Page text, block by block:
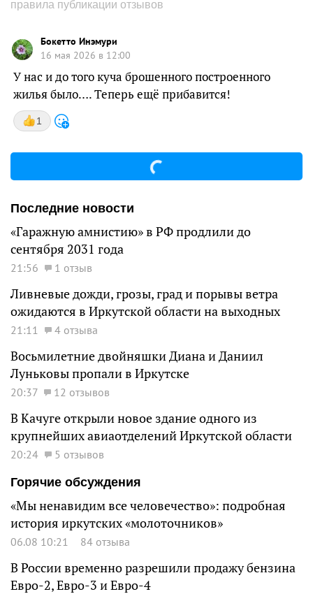
правила публикации отзывов
Бокетто Инэмури
16 мая 2026 в 12:00
У нас и до того куча брошенного построенного
жилья было…. Теперь ещё прибавится!
1
Последние новости
«Гаражную амнистию» в РФ продлили до
сентября 2031 года
21:56 1 отзыв
Ливневые дожди, грозы, град и порывы ветра
ожидаются в Иркутской области на выходных
21:11 4 отзыва
Восьмилетние двойняшки Диана и Даниил
Луньковы пропали в Иркутске
20:37 12 отзывов
В Качуге открыли новое здание одного из
крупнейших авиаотделений Иркутской области
20:24
5 отзывов
Горячие обсуждения
«Мы ненавидим все человечество»: подробная
история иркутских «молоточников»
06.08 10:21 84 отзыва
В России временно разрешили продажу бензина
Евро-2, Евро-3 и Евро-4